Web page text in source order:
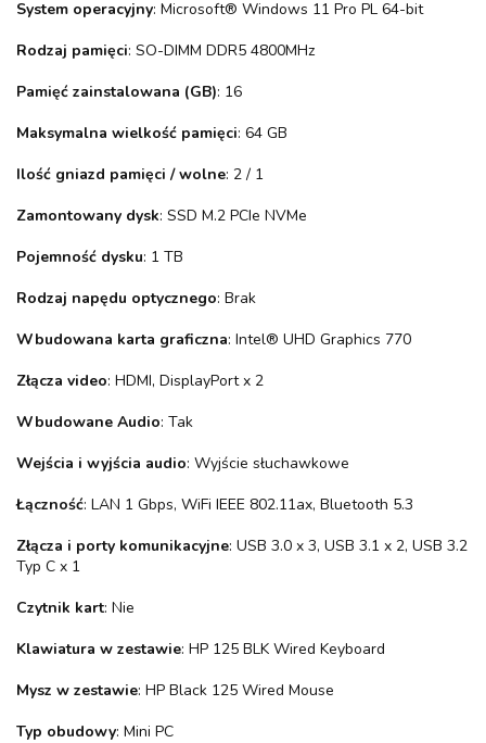
System operacyjny: Microsoft® Windows 11 Pro PL 64-bit
Rodzaj pamięci: SO-DIMM DDR5 4800MHz
Pamięć zainstalowana (GB): 16
Maksymalna wielkość pamięci: 64 GB
Ilość gniazd pamięci / wolne: 2 / 1
Zamontowany dysk: SSD M.2 PCIe NVMe
Pojemność dysku: 1 TB
Rodzaj napędu optycznego: Brak
Wbudowana karta graficzna: Intel® UHD Graphics 770
Złącza video: HDMI, DisplayPort x 2
Wbudowane Audio: Tak
Wejścia i wyjścia audio: Wyjście słuchawkowe
Łączność: LAN 1 Gbps, WiFi IEEE 802.11ax, Bluetooth 5.3
Złącza i porty komunikacyjne: USB 3.0 x 3, USB 3.1 x 2, USB 3.2
Typ C x 1
Czytnik kart: Nie
Klawiatura w zestawie: HP 125 BLK Wired Keyboard
Mysz w zestawie: HP Black 125 Wired Mouse
Typ obudowy: Mini PC